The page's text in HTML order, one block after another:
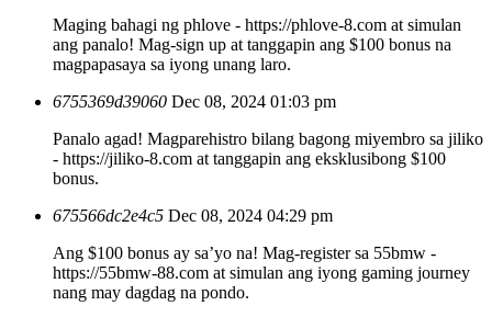
Maging bahagi ng phlove - https://phlove-8.com at simulan
ang panalo! Mag-sign up at tanggapin ang $100 bonus na
magpapasaya sa iyong unang laro.
6755369d39060 Dec 08, 2024 01:03 pm
Panalo agad! Magparehistro bilang bagong miyembro sa jiliko
- https://jiliko-8.com at tanggapin ang eksklusibong $100
bonus.
675566dc2e4c5 Dec 08, 2024 04:29 pm
Ang $100 bonus ay sa’yo na! Mag-register sa 55bmw -
https://55bmw-88.com at simulan ang iyong gaming journey
nang may dagdag na pondo.